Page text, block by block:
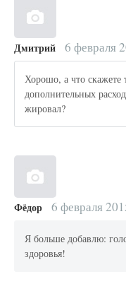
Дмитрий 6 февраля
Хорошо, а что скажете
дополнительных
жировал?
Фёдор 6 февраля
Я больше добавлю:
здоровья!